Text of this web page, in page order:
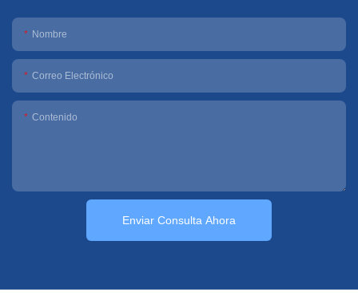
Nombre
Correo Electrónico
Contenido
Enviar Consulta Ahora